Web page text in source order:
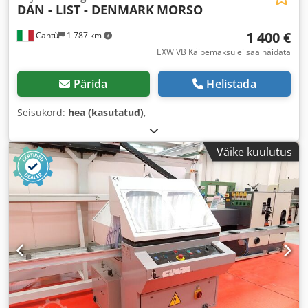
Cantù 1 787 km
DAN - LIST - DENMARK MORSO
1 400 €
EXW VB Käibemaksu ei saa näidata
Pärida Helistada
Seisukord: hea (kasutatud),
Väike kuulutus